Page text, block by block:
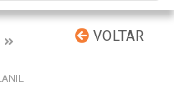
VOLTAR